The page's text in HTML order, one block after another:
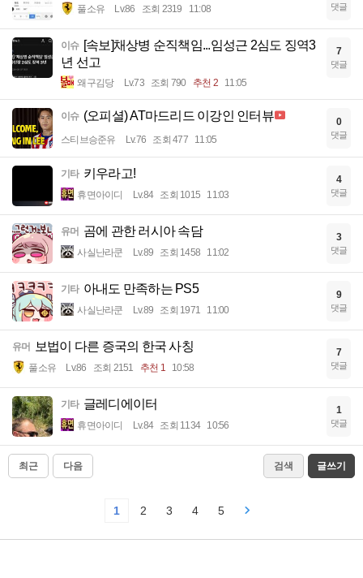
풀소유 Lv.86 조회 2319 11:08 댓글
이슈 [속보]채상병 순직책임...임성근 2심도 징역3
년 선고
왜구김당 Lv.73 조회 790 추천 2 11:05
7
댓글
이슈 (오피셜) AT마드리드 이강인 인터뷰
스티브승준유 Lv.76 조회 477 11:05
0
댓글
기타 키우라고!
휴면아이디 Lv.84 조회 1015 11:03
4
댓글
유머 곰에 관한 러시아 속담
사실난라쿤 Lv.89 조회 1458 11:02
3
댓글
기타 아내도 만족하는 PS5
사실난라쿤 Lv.89 조회 1971 11:00
9
댓글
유머 보법이 다른 증국의 한국 사칭
풀소유 Lv.86 조회 2151 추천 1 10:58
7
댓글
기타 글레디에이터
휴면아이디 Lv.84 조회 1134 10:56
1
댓글
최근 다음 검색 글쓰기
1 2 3 4 5